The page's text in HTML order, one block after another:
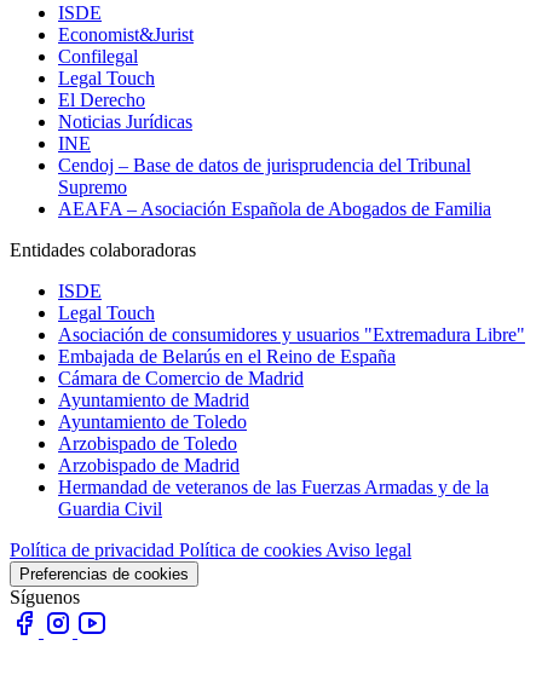
ISDE
Economist&Jurist
Confilegal
Legal Touch
El Derecho
Noticias Jurídicas
INE
Cendoj – Base de datos de jurisprudencia del Tribunal
Supremo
AEAFA – Asociación Española de Abogados de Familia
Entidades colaboradoras
ISDE
Legal Touch
Asociación de consumidores y usuarios "Extremadura Libre"
Embajada de Belarús en el Reino de España
Cámara de Comercio de Madrid
Ayuntamiento de Madrid
Ayuntamiento de Toledo
Arzobispado de Toledo
Arzobispado de Madrid
Hermandad de veteranos de las Fuerzas Armadas y de la
Guardia Civil
Política de privacidad Política de cookies Aviso legal
Preferencias de cookies
Síguenos